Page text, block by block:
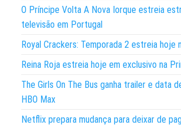
O Príncipe Volta A Nova Iorque estreia
televisão em Portugal
Royal Crackers: Temporada 2 estreia hoje
Reina Roja estreia hoje em exclusivo na
The Girls On The Bus ganha trailer e data
HBO Max
Netflix prepara mudança para deixar de